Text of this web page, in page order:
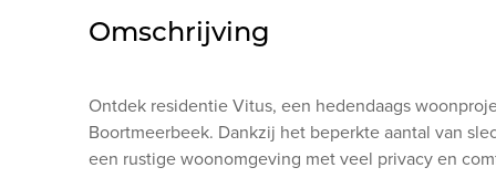
Omschrijving
Ontdek residentie Vitus, een hedendaags
Boortmeerbeek. Dankzij het beperkte aantal van
een rustige woonomgeving met veel privacy en